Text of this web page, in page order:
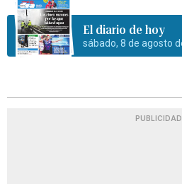
El diario de hoy
sábado, 8 de agosto
PUBLICIDAD